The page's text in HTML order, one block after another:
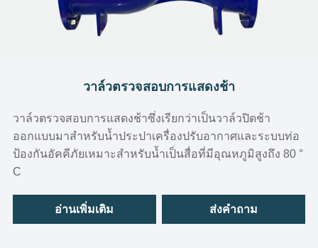
วาล์วตรวจสอบการแสดงช้า
วาล์วตรวจสอบการแสดงช้าซึ่งเรียกว่าเป็นวาล์วปิดช้า
ออกแบบมาสำหรับน้ำประปาเครื่องปรับอากาศและระบบท่อ
ป้องกันอัคคีภัยเหมาะสำหรับน้ำเป็นสื่อที่มีอุณหภูมิสูงถึง 80 °
C
อ่านเพิ่มเติม ส่งคำถาม